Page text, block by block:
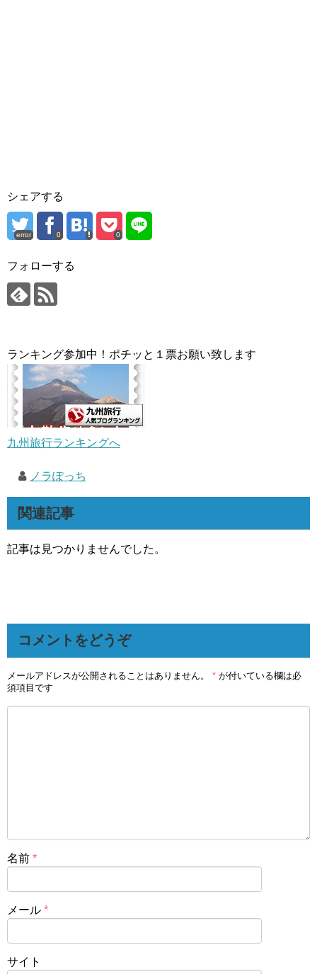
シェアする
error 0 0
フォローする
ランキング参加中！ポチッと１票お願い致します
九州旅行ランキングへ
ノラぽっち
関連記事
記事は見つかりませんでした。
コメントをどうぞ
メールアドレスが公開されることはありません。 * が付いている欄は必
須項目です
名前 *
メール *
サイト